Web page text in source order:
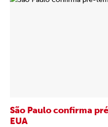
São Paulo confirma
EUA